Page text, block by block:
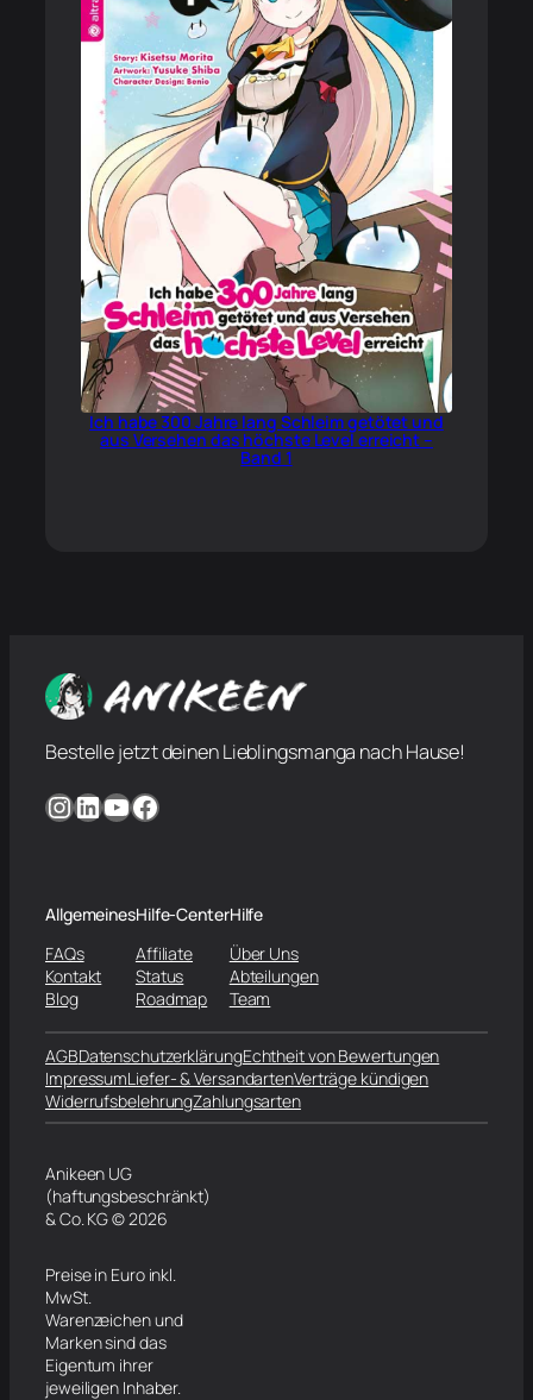
Ich habe 300 Jahre lang Schleim getötet und
aus Versehen das höchste Level erreicht –
Band 1
Bestelle jetzt deinen Lieblingsmanga nach Hause!
InstagramLinkedIn YouTube Facebook
Allgemeines
FAQs
Kontakt
Blog
Hilfe-Center
Affiliate
Status
Roadmap
Hilfe
Über Uns
Abteilungen
Team
AGBDatenschutzerklärungEchtheit von Bewertungen
ImpressumLiefer- & VersandartenVerträge kündigen
WiderrufsbelehrungZahlungsarten
Anikeen UG
(haftungsbeschränkt)
& Co. KG © 2026
Preise in Euro inkl.
MwSt.
Warenzeichen und
Marken sind das
Eigentum ihrer
jeweiligen Inhaber.